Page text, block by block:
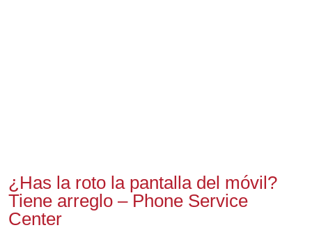
¿Has la roto la pantalla del móvil?
Tiene arreglo – Phone Service
Center